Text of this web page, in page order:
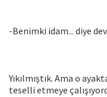
-Benimki idam... diye
Yıkılmıştık. Ama o
teselli etmeye